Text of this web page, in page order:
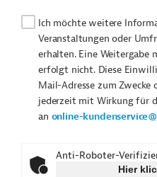
Ich möchte weitere
Veranstaltungen oder
erhalten. Eine Weitergabe
erfolgt nicht. Diese
Mail-Adresse zum
jederzeit mit Wirkung für
an online-
Anti-Roboter-
Hier